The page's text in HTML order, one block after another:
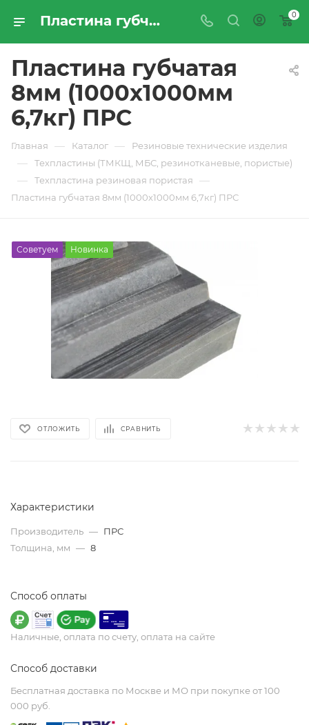
Пластина губчатая 8мм (1000х1000мм 6,7кг) ПРС - купить по цене производителя с доставкой по Москве и России | ПРОМРЕСУРССЕРВИС 0
Пластина губчатая
8мм (1000х1000мм
6,7кг) ПРС
Главная — Каталог — Резиновые технические изделия
— Техпластины (ТМКЩ, МБС, резинотканевые, пористые)
— Техпластина резиновая пористая —
Пластина губчатая 8мм (1000х1000мм 6,7кг) ПРС
Советуем Новинка
ОТЛОЖИТЬ СРАВНИТЬ
Характеристики
Производитель — ПРС
Толщина, мм — 8
Способ оплаты
Наличные, оплата по счету, оплата на сайте
Способ доставки
Бесплатная доставка по Москве и МО при покупке от 100
000 руб.